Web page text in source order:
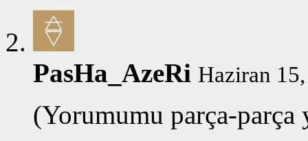
PasHa_AzeRi Haziran
(Yorumumu parça-parça